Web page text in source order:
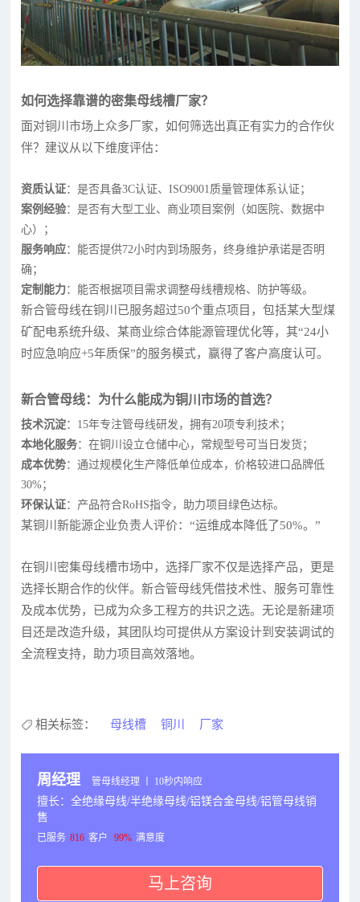
如何选择靠谱的密集母线槽厂家？
面对铜川市场上众多厂家，如何筛选出真正有实力的合作伙
伴？建议从以下维度评估：
资质认证：是否具备3C认证、ISO9001质量管理体系认证；
案例经验：是否有大型工业、商业项目案例（如医院、数据中
心）；
服务响应：能否提供72小时内到场服务，终身维护承诺是否明
确；
定制能力：能否根据项目需求调整母线槽规格、防护等级。
新合管母线在铜川已服务超过50个重点项目，包括某大型煤
矿配电系统升级、某商业综合体能源管理优化等，其“24小
时应急响应+5年质保”的服务模式，赢得了客户高度认可。
新合管母线：为什么能成为铜川市场的首选？
技术沉淀：15年专注管母线研发，拥有20项专利技术；
本地化服务：在铜川设立仓储中心，常规型号可当日发货；
成本优势：通过规模化生产降低单位成本，价格较进口品牌低
30%；
环保认证：产品符合RoHS指令，助力项目绿色达标。
某铜川新能源企业负责人评价：“运维成本降低了50%。”
在铜川密集母线槽市场中，选择厂家不仅是选择产品，更是
选择长期合作的伙伴。新合管母线凭借技术性、服务可靠性
及成本优势，已成为众多工程方的共识之选。无论是新建项
目还是改造升级，其团队均可提供从方案设计到安装调试的
全流程支持，助力项目高效落地。
相关标签： 母线槽 铜川 厂家
周经理 管母线经理 丨 10秒内响应
擅长：全绝缘母线/半绝缘母线/铝镁合金母线/铝管母线销
售
已服务 816 客户 99% 满意度
马上咨询